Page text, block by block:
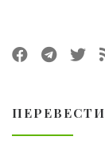
ПЕРЕВЕСТИ